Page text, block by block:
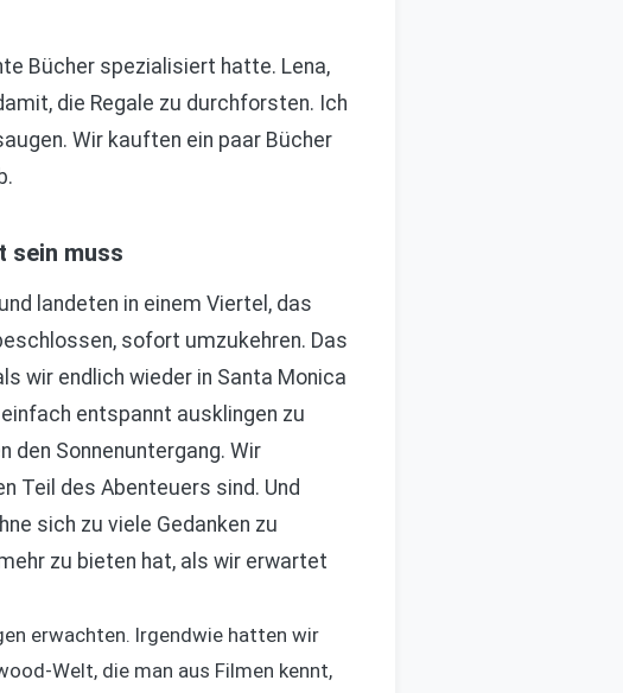
Bücher spezialisiert hatte. Lena,
die Regale zu durchforsten. Ich
Wir kauften ein paar Bücher
sein muss
landeten in einem Viertel, das
sofort umzukehren. Das
wir endlich wieder in Santa Monica
entspannt ausklingen zu
den Sonnenuntergang. Wir
Teil des Abenteuers sind. Und
sich zu viele Gedanken zu
zu bieten hat, als wir erwartet
erwachten. Irgendwie hatten wir
Welt, die man aus Filmen kennt,